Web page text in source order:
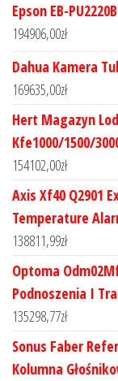
Epson EB-PU2220B
194906,00zł
Dahua Kamera
169635,00zł
Hert Magazyn
Kfe1000/1500/
154102,00zł
Axis Xf40 Q2901
Temperature
138811,99zł
Optoma
Podnoszenia I
135298,77zł
Sonus Faber
Kolumna